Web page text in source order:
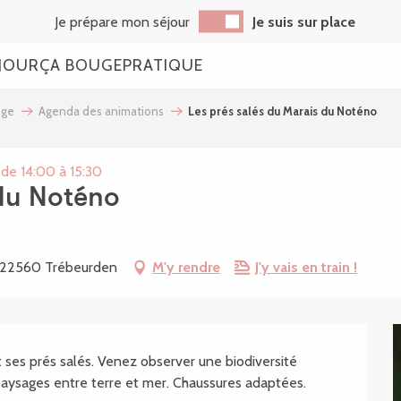
Je prépare mon séjour Je suis sur place
ÇA BOUGEPRATIQUE
Agenda des animations Les prés salés du Marais du Noténo
14:00 à 15:30
Noténo
Trébeurden M'y rendre J'y vais en train !
prés salés. Venez observer une biodiversité
entre terre et mer. Chaussures adaptées.